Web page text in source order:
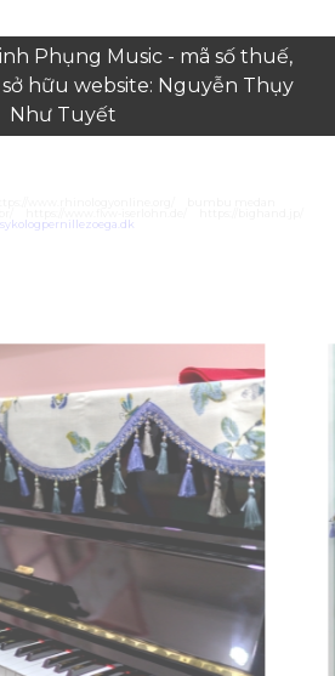
Phụng Music - mã số thuế,
sở hữu website: Nguyễn Thụy
Như Tuyết